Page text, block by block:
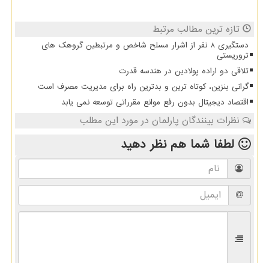
تازه ترین مطالب مرتبط
دستگیری 8 نفر از اشرار مسلح شاخص و مرتبطین گروهک های
تروریستی
تلاقی دو اراده پولادین در هندسه قدرت
گرانی بنزین، کوتاه ترین و بدترین راه برای مدیریت مصرف است
اقتصاد دیجیتال بدون رفع موانع مقرراتی توسعه نمی یابد
نظرات بینندگان پارلمان در مورد این مطلب
لطفا شما همنظر دهید